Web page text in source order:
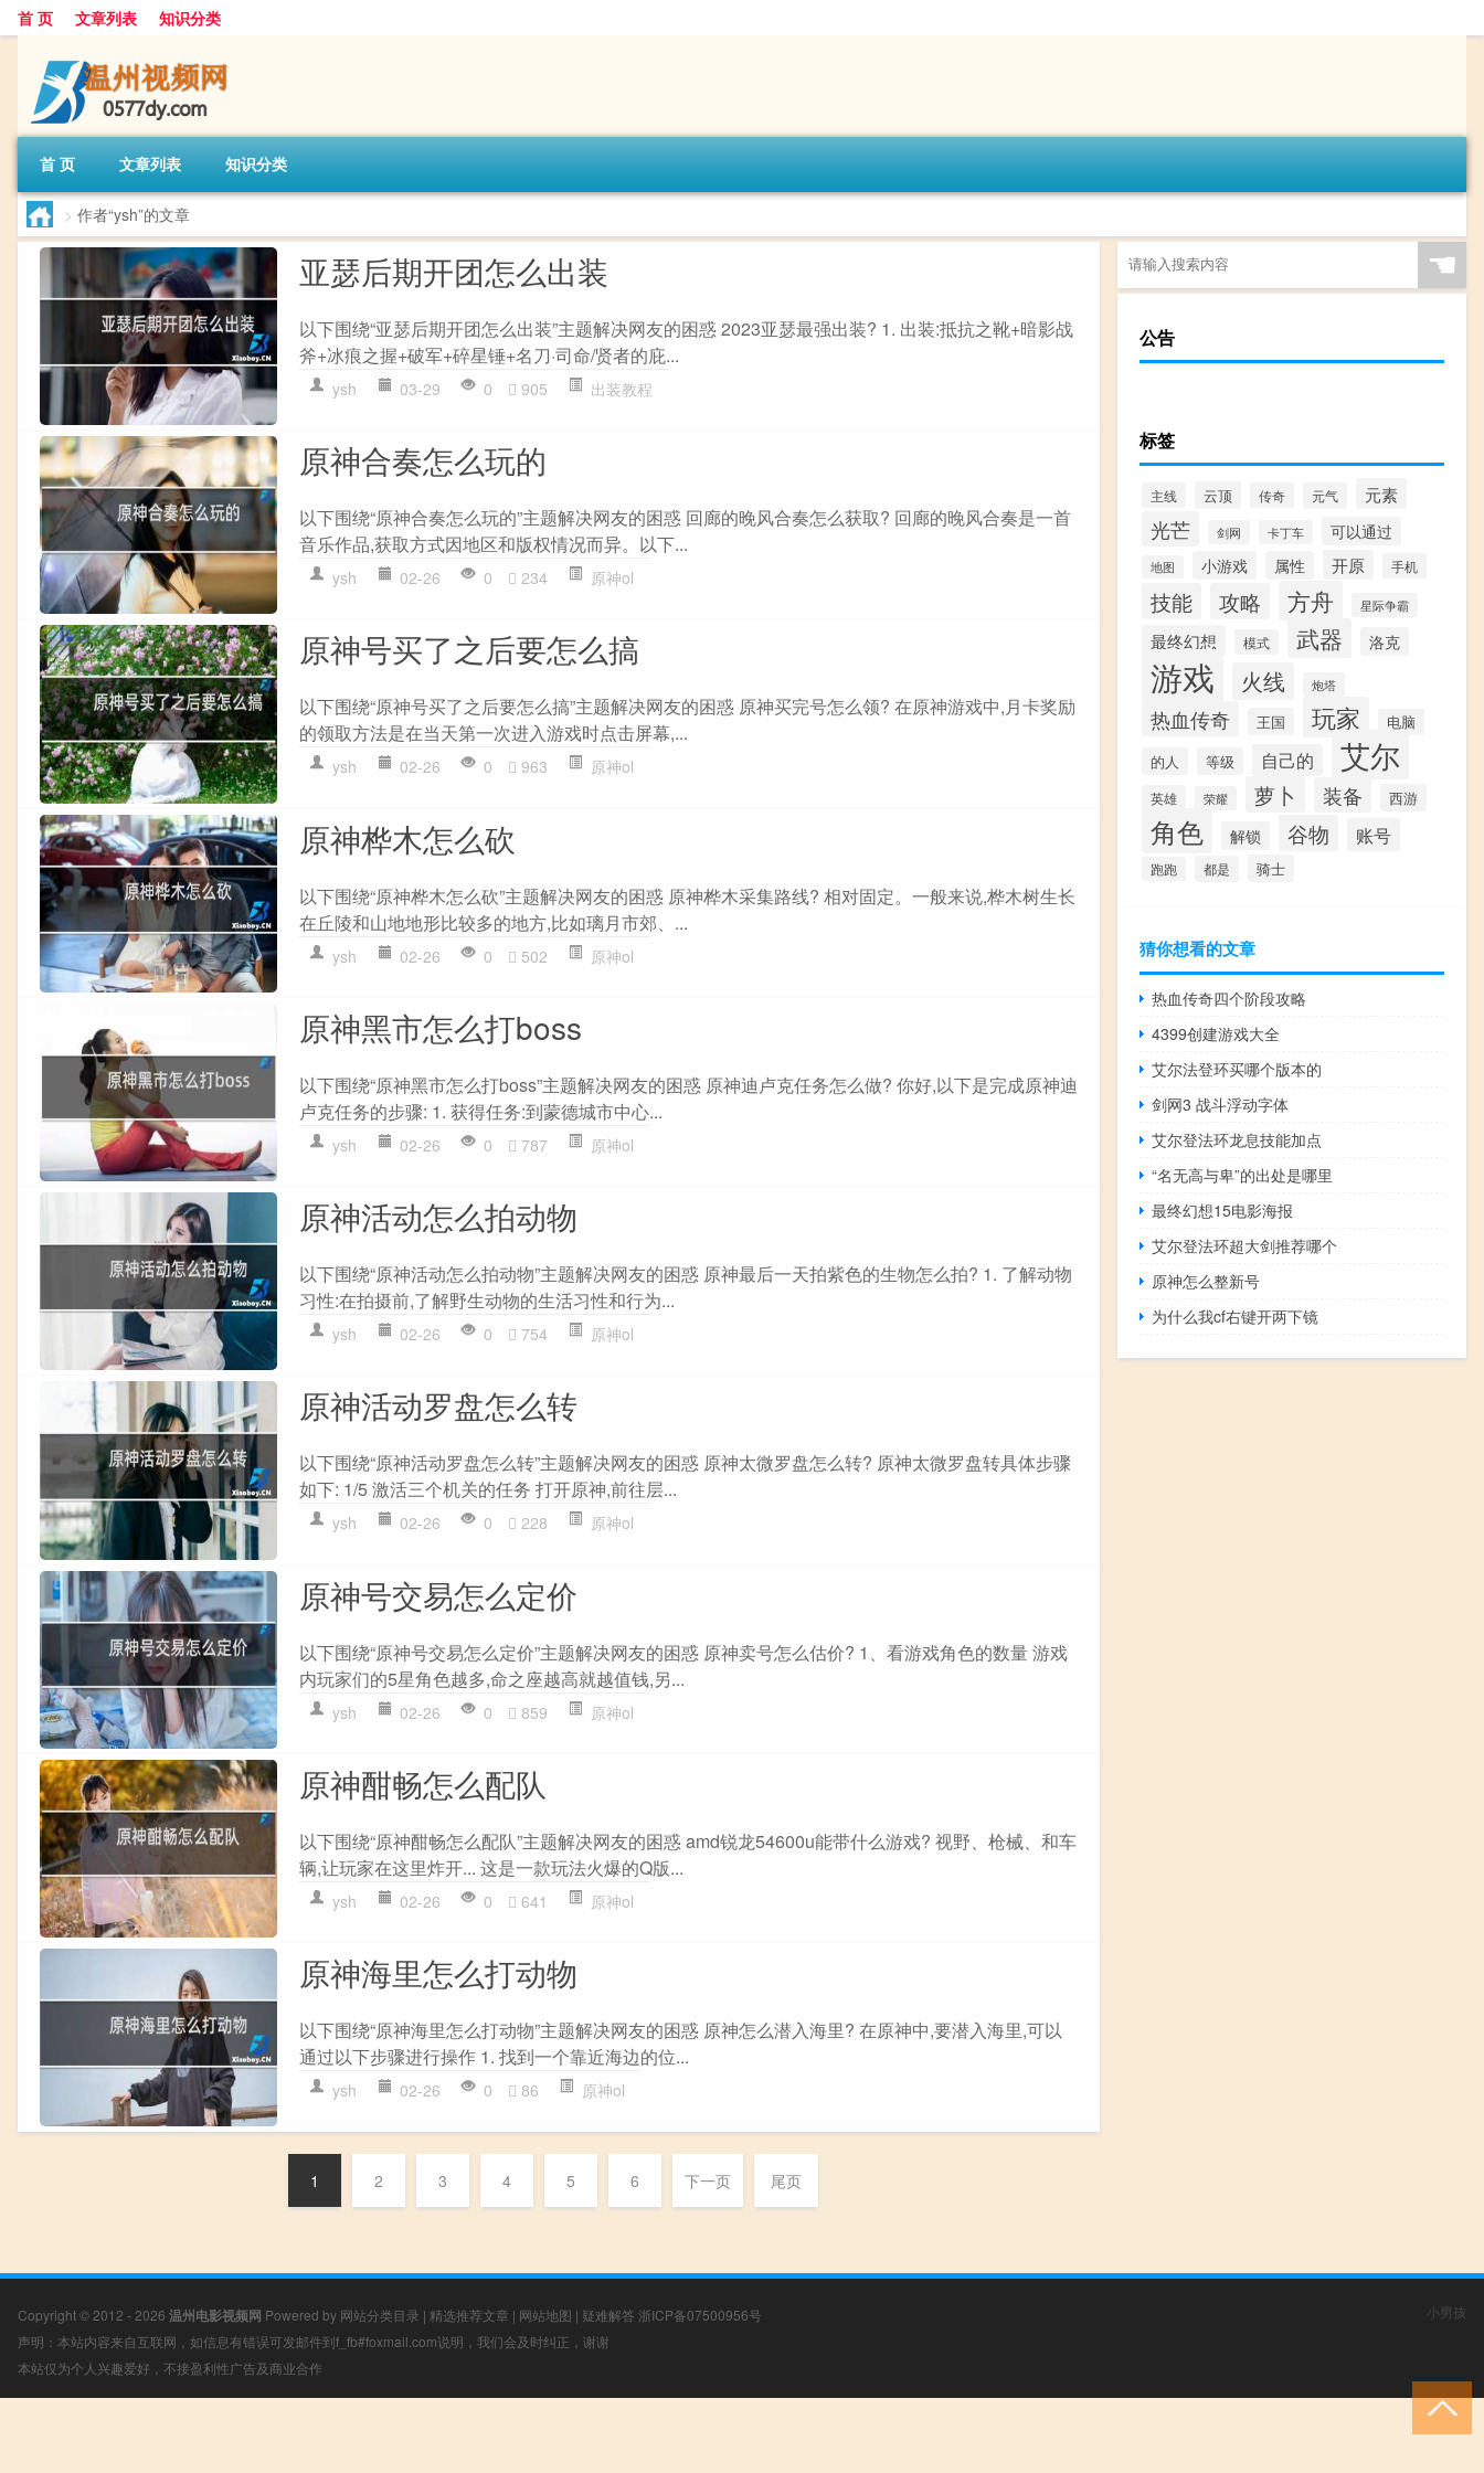
首 页 文章列表 知识分类
首 页 文章列表 知识分类
> 作者“ysh”的文章
亚瑟后期开团怎么出装
以下围绕“亚瑟后期开团怎么出装”主题解决网友的困惑 2023亚瑟最强出装? 1. 出装:抵抗之靴+暗影战
斧+冰痕之握+破军+碎星锤+名刀·司命/贤者的庇...
ysh 03-29 0 905 出装教程
原神合奏怎么玩的
以下围绕“原神合奏怎么玩的”主题解决网友的困惑 回廊的晚风合奏怎么获取? 回廊的晚风合奏是一首
音乐作品,获取方式因地区和版权情况而异。以下...
ysh 02-26 0 234 原神ol
原神号买了之后要怎么搞
以下围绕“原神号买了之后要怎么搞”主题解决网友的困惑 原神买完号怎么领? 在原神游戏中,月卡奖励
的领取方法是在当天第一次进入游戏时点击屏幕,...
ysh 02-26 0 963 原神ol
原神桦木怎么砍
以下围绕“原神桦木怎么砍”主题解决网友的困惑 原神桦木采集路线? 相对固定。一般来说,桦木树生长
在丘陵和山地地形比较多的地方,比如璃月市郊、...
ysh 02-26 0 502 原神ol
原神黑市怎么打boss
以下围绕“原神黑市怎么打boss”主题解决网友的困惑 原神迪卢克任务怎么做? 你好,以下是完成原神迪
卢克任务的步骤: 1. 获得任务:到蒙德城市中心...
ysh 02-26 0 787 原神ol
原神活动怎么拍动物
以下围绕“原神活动怎么拍动物”主题解决网友的困惑 原神最后一天拍紫色的生物怎么拍? 1. 了解动物
习性:在拍摄前,了解野生动物的生活习性和行为...
ysh 02-26 0 754 原神ol
原神活动罗盘怎么转
以下围绕“原神活动罗盘怎么转”主题解决网友的困惑 原神太微罗盘怎么转? 原神太微罗盘转具体步骤
如下: 1/5 激活三个机关的任务 打开原神,前往层...
ysh 02-26 0 228 原神ol
原神号交易怎么定价
以下围绕“原神号交易怎么定价”主题解决网友的困惑 原神卖号怎么估价? 1、看游戏角色的数量 游戏
内玩家们的5星角色越多,命之座越高就越值钱,另...
ysh 02-26 0 859 原神ol
原神酣畅怎么配队
以下围绕“原神酣畅怎么配队”主题解决网友的困惑 amd锐龙54600u能带什么游戏? 视野、枪械、和车
辆,让玩家在这里炸开... 这是一款玩法火爆的Q版...
ysh 02-26 0 641 原神ol
原神海里怎么打动物
以下围绕“原神海里怎么打动物”主题解决网友的困惑 原神怎么潜入海里? 在原神中,要潜入海里,可以
通过以下步骤进行操作 1. 找到一个靠近海边的位...
ysh 02-26 0 86 原神ol
1 2 3 4 5 6 下一页 尾页
☚
公告
标签
主线 云顶 传奇 元气 元素
光芒 剑网 卡丁车 可以通过
地图 小游戏 属性 开原 手机
技能 攻略 方舟 星际争霸
最终幻想 模式 武器 洛克
游戏 火线 炮塔
热血传奇 王国 玩家 电脑
的人 等级 自己的 艾尔
英雄 荣耀 萝卜 装备 西游
角色 解锁 谷物 账号
跑跑 都是 骑士
猜你想看的文章
热血传奇四个阶段攻略
4399创建游戏大全
艾尔法登环买哪个版本的
剑网3 战斗浮动字体
艾尔登法环龙息技能加点
“名无高与卑”的出处是哪里
最终幻想15电影海报
艾尔登法环超大剑推荐哪个
原神怎么整新号
为什么我cf右键开两下镜
Copyright © 2012 - 2026 温州电影视频网 Powered by 网站分类目录 | 精选推荐文章 | 网站地图 | 疑难解答 浙ICP备07500956号
声明：本站内容来自互联网，如信息有错误可发邮件到f_fb#foxmail.com说明，我们会及时纠正，谢谢
本站仅为个人兴趣爱好，不接盈利性广告及商业合作
小男孩